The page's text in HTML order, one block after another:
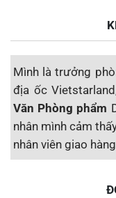
Mình là trưởng
địa ốc
Văn Phòng phẩm
nhân mình cảm
nhân viên giao